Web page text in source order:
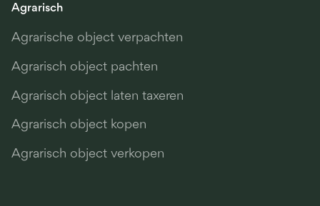
Agrarisch
Agrarische object verpachten
Agrarisch object pachten
Agrarisch object laten taxeren
Agrarisch object kopen
Agrarisch object verkopen